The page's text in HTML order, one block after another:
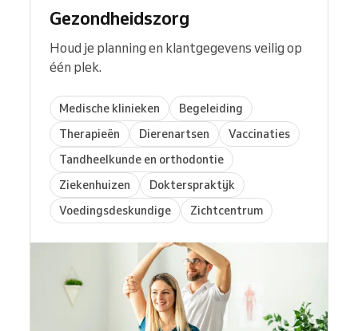
Gezondheidszorg
Houd je planning en klantgegevens veilig op
één plek.
Medische klinieken
Begeleiding
Therapieën
Dierenartsen
Vaccinaties
Tandheelkunde en orthodontie
Ziekenhuizen
Dokterspraktijk
Voedingsdeskundige
Zichtcentrum